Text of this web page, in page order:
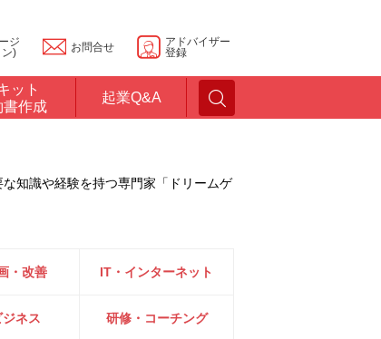
ジ
)
お問合せ
アドバイザー
登録
ット
書作成
起業Q&A
知識や経験を持つ専門家「ドリームゲ
・改善 IT・インターネット
ネス 研修・コーチング